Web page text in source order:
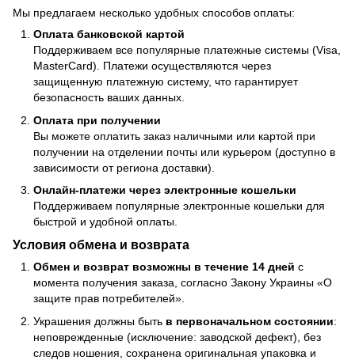
Мы предлагаем несколько удобных способов оплаты:
Оплата банковской картой
Поддерживаем все популярные платежные системы (Visa,
MasterCard). Платежи осуществляются через
защищенную платежную систему, что гарантирует
безопасность ваших данных.
Оплата при получении
Вы можете оплатить заказ наличными или картой при
получении на отделении почты или курьером (доступно в
зависимости от региона доставки).
Онлайн-платежи через электронные кошельки
Поддерживаем популярные электронные кошельки для
быстрой и удобной оплаты.
Условия обмена и возврата
Обмен и возврат возможны в течение 14 дней с
момента получения заказа, согласно Закону Украины «О
защите прав потребителей».
Украшения должны быть в первоначальном состоянии:
неповрежденные (исключение: заводской дефект), без
следов ношения, сохранена оригинальная упаковка и